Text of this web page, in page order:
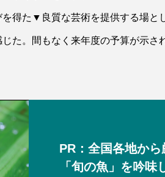
得た▼良質な芸術を提供する場と
た。間もなく来年度の予算が示さ
PR：全国各地から
「旬の魚」を吟味